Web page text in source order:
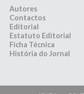
Autores
Contactos
Editorial
Estatuto Editorial
Ficha Técnica
História do Jornal